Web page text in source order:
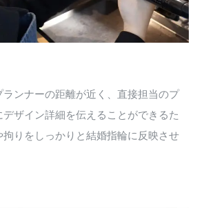
ランナーの距離が近く、直接担当のプ
ザイン詳細を伝えることができるた
りをしっかりと結婚指輪に反映させ